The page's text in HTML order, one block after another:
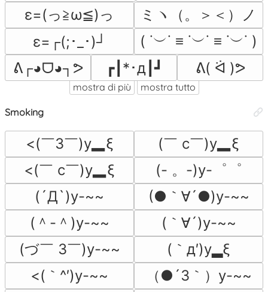
ε=(っ≧ω≦)っ
ミヽ（。＞＜）ノ
ε=┌(;･_･)┘
( ˙︶˙ ≡ ˙︶˙ ≡ ˙︶˙ )
ᕕ┌◕ᗜ◕┐ᕗ
┏┃*･д┃┛ ᕕ( ᐛ )ᕗ
mostra di più mostra tutto
Smoking
<(￣3￣)y▂ξ
(￣ c￣)y▂ξ
<(￣ c￣)y▂ξ
(- 。-)y-゜゜
(´Д`)y-~~
(●｀∀´●)y-~~
(＾-＾)y-~~
(｀∀´)y-~~
(づ￣ 3￣)y-~~
(｀д′)y▂ξ
<(｀^′)y-~~
（●´3｀）y-~~